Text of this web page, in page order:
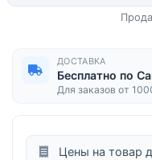
ДОСТАВКА
Бесплатно по
Для заказов от
Цены на товар